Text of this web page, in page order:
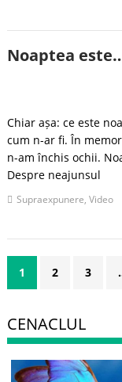
Noaptea
Chiar așa: ce este
cum n-ar fi. În
n-am închis ochii.
Despre neajunsul
Supraexpunere,Video
1 2 3
CENACLUL